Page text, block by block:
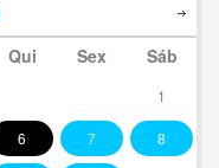
Qui Sex Sáb
1
6 7 8